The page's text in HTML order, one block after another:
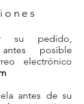
su pedido,
posible
electrónico
antes de su